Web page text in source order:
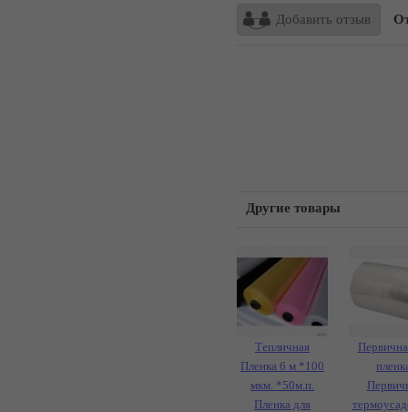
Добавить отзыв
Другие товары
Тепличная
Пленка 6 м *100
мкм. *50м.п.
Пленка для